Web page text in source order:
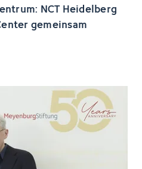
NCT Heidelberg
gemeinsam